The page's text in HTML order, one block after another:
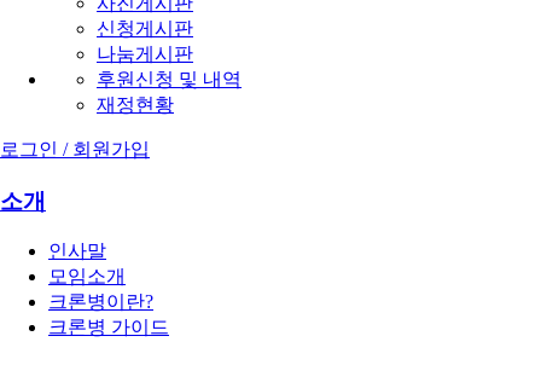
신청게시판
나눔게시판
후원신청 및 내역
재정현황
로그인 / 회원가입
소개
인사말
모임소개
크론병이란?
크론병 가이드